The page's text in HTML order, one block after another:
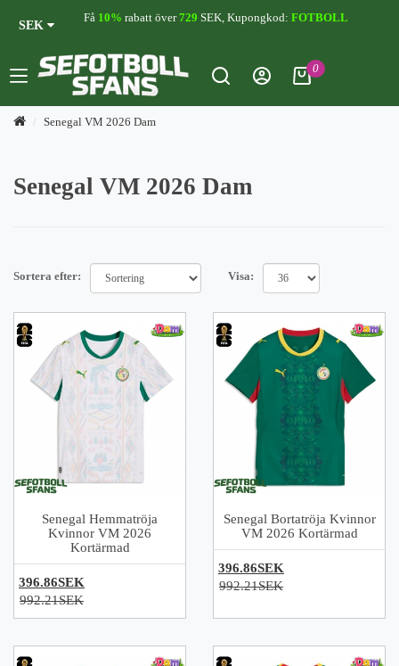
SEK
Få 10% rabatt över729 SEK, Kupongkod: FOTBOLL
0
Senegal VM 2026 Dam
Senegal VM 2026 Dam
Sortera efter: Visa:
Senegal Hemmatröja
Kvinnor VM 2026
Kortärmad
396.86SEK
992.21SEK
Senegal Bortatröja Kvinnor
VM 2026 Kortärmad
396.86SEK
992.21SEK